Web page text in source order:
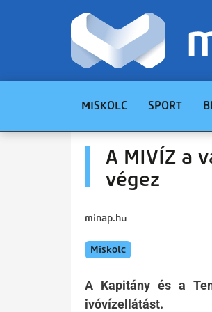
MISKOLC SPORT
A MIVÍZ a
végez
minap.hu
Miskolc
A Kapitány és a
ivóvízellátást.